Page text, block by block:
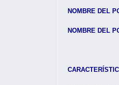
NOMBRE DEL
NOMBRE DEL